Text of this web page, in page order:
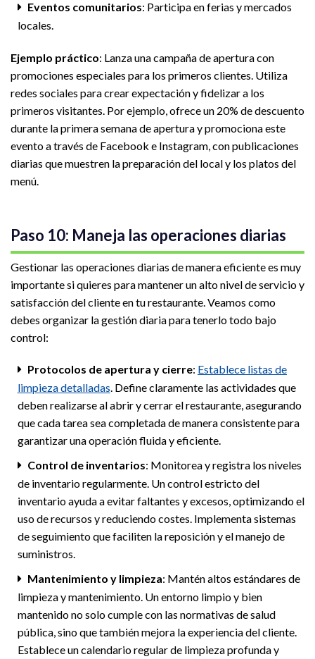
Eventos comunitarios: Participa en ferias y mercados
locales.
Ejemplo práctico: Lanza una campaña de apertura con
promociones especiales para los primeros clientes. Utiliza
redes sociales para crear expectación y fidelizar a los
primeros visitantes. Por ejemplo, ofrece un 20% de descuento
durante la primera semana de apertura y promociona este
evento a través de Facebook e Instagram, con publicaciones
diarias que muestren la preparación del local y los platos del
menú.
Paso 10: Maneja las operaciones diarias
Gestionar las operaciones diarias de manera eficiente es muy
importante si quieres para mantener un alto nivel de servicio y
satisfacción del cliente en tu restaurante. Veamos como
debes organizar la gestión diaria para tenerlo todo bajo
control:
Protocolos de apertura y cierre: Establece listas de
limpieza detalladas. Define claramente las actividades que
deben realizarse al abrir y cerrar el restaurante, asegurando
que cada tarea sea completada de manera consistente para
garantizar una operación fluida y eficiente.
Control de inventarios: Monitorea y registra los niveles
de inventario regularmente. Un control estricto del
inventario ayuda a evitar faltantes y excesos, optimizando el
uso de recursos y reduciendo costes. Implementa sistemas
de seguimiento que faciliten la reposición y el manejo de
suministros.
Mantenimiento y limpieza: Mantén altos estándares de
limpieza y mantenimiento. Un entorno limpio y bien
mantenido no solo cumple con las normativas de salud
pública, sino que también mejora la experiencia del cliente.
Establece un calendario regular de limpieza profunda y